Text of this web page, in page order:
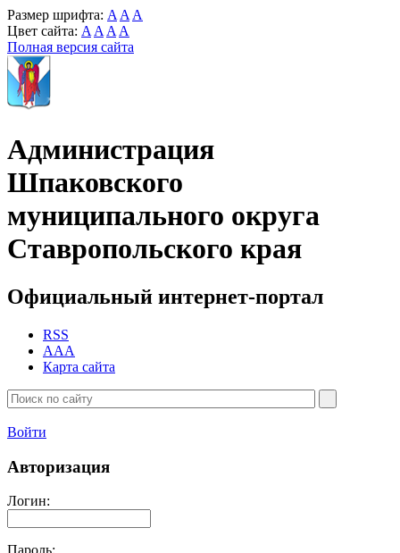
Размер шрифта: A A A
Цвет сайта: A A A A
Полная версия сайта
Администрация
Шпаковского
муниципального округа
Ставропольского края
Официальный интернет-портал
RSS
AAA
Карта сайта
Войти
Авторизация
Логин: